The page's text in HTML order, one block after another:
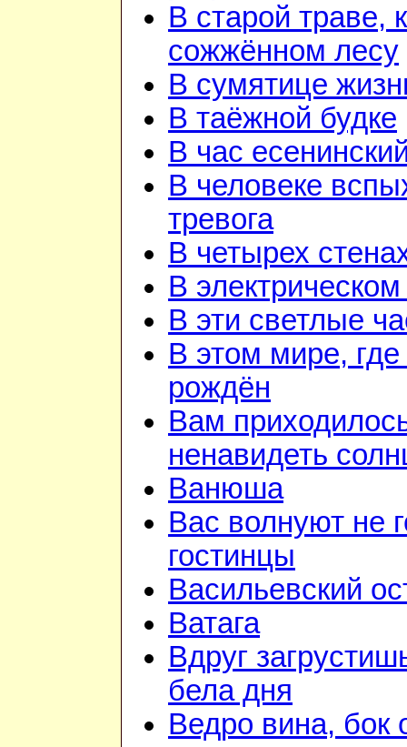
В старой траве,
сожжённом лесу
В сумятице
В таёжной будке
В час
В человеке
тревога
В четырех
В
В эти светлые
В этом мире,
рождён
Вам
ненавидеть
Ванюша
Вас волнуют не
гостинцы
Васильевский
Ватага
Вдруг
бела дня
Ведро вина, бок